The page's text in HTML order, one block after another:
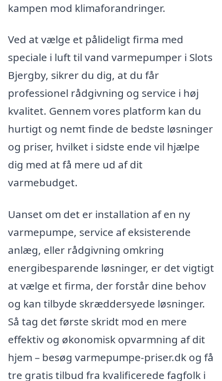
kampen mod klimaforandringer.
Ved at vælge et pålideligt firma med
speciale i luft til vand varmepumper i Slots
Bjergby, sikrer du dig, at du får
professionel rådgivning og service i høj
kvalitet. Gennem vores platform kan du
hurtigt og nemt finde de bedste løsninger
og priser, hvilket i sidste ende vil hjælpe
dig med at få mere ud af dit
varmebudget.
Uanset om det er installation af en ny
varmepumpe, service af eksisterende
anlæg, eller rådgivning omkring
energibesparende løsninger, er det vigtigt
at vælge et firma, der forstår dine behov
og kan tilbyde skræddersyede løsninger.
Så tag det første skridt mod en mere
effektiv og økonomisk opvarmning af dit
hjem – besøg varmepumpe-priser.dk og få
tre gratis tilbud fra kvalificerede fagfolk i